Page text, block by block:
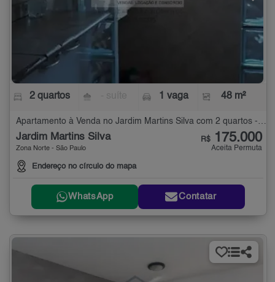
2 quartos 1 vaga 48 m²
Jardim Martins Silva
Zona Norte - São Paulo
Endereço no círculo do mapa
R$ 175.000
Aceita Permuta
WhatsApp Contatar